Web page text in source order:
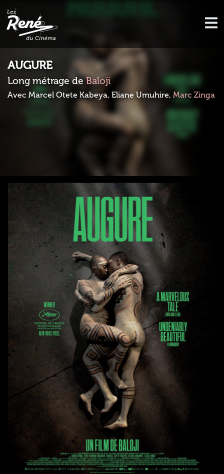
AUGURE
Long métrage deBaloji
Avec Marcel Otete Kabeya, Eliane Umuhire, Marc Zinga